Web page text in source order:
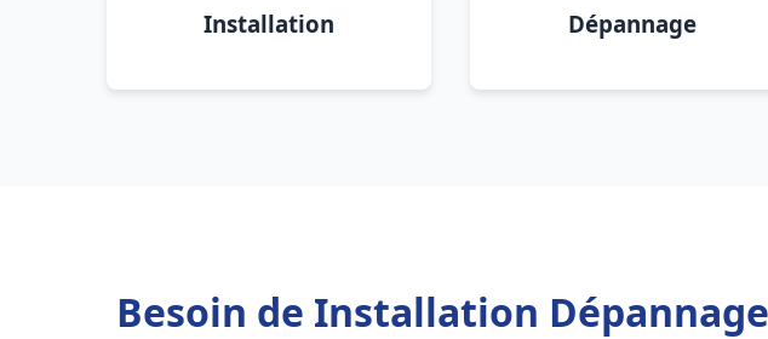
Installation Dépannage
Besoin de Installation